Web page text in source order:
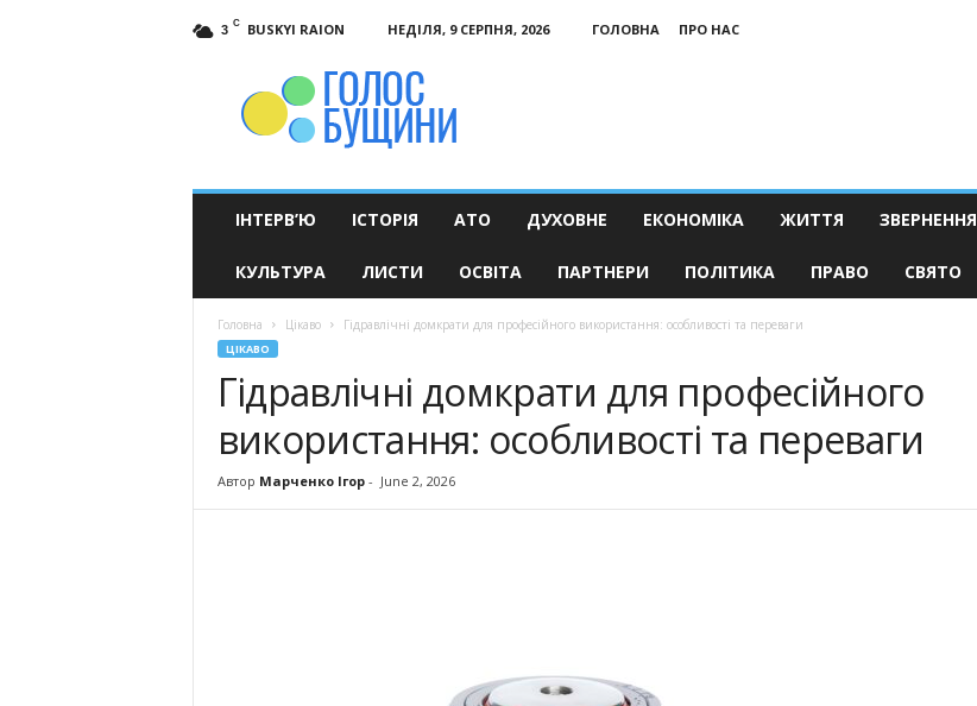
3 C BUSKYI RAION НЕДІЛЯ, 9 СЕРПНЯ, 2026 ГОЛОВНА
ПРО НАС
ІНТЕРВ’Ю ІСТОРІЯ АТО ДУХОВНЕ ЕКОНОМІКА ЖИТТЯ ЗВЕРНЕННЯ
КУЛЬТУРА ЛИСТИ ОСВІТА ПАРТНЕРИ ПОЛІТИКА ПРАВО СВЯТО
Головна Цікаво Гідравлічні домкрати для професійного використання: особливості та переваги
ЦІКАВО
Гідравлічні домкрати для професійного
використання: особливості та переваги
Автор Марченко Ігор- June 2, 2026